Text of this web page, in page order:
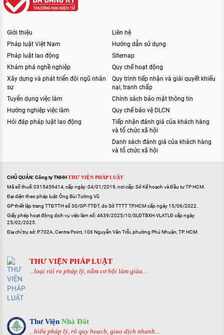
Giới thiệu
Pháp luật Việt Nam
Pháp luật lao động
Khám phá nghề nghiệp
Xây dựng và phát triển đội ngũ nhân
sự
Tuyển dụng việc làm
Hướng nghiệp việc làm
Hỏi đáp pháp luật lao động
Liên hệ
Hướng dẫn sử dụng
Sitemap
Quy chế hoạt động
Quy trình tiếp nhận và giải quyết khiếu
nại, tranh chấp
Chính sách bảo mật thông tin
Quy chế bảo vệ DLCN
Tiếp nhận đánh giá của khách hàng
và tổ chức xã hội
Danh sách đánh giá của khách hàng
và tổ chức xã hội
CHỦ QUẢN: Công ty TNHHTHƯ VIỆN PHÁP LUẬT
Mã số thuế: 0315459414, cấp ngày: 04/01/2019, nơi cấp: Sở Kế hoạch và Đầu tư TP HCM.
Đại diện theo pháp luật: Ông Bùi Tường Vũ
GP thiết lập trang TTĐTTH số 30/GP-TTĐT, do Sở TTTT TP.HCM cấp ngày 15/06/2022.
Giấy phép hoạt động dịch vụ việc làm số: 4639/2025/10/SLĐTBXH-VLATLĐ cấp ngày
25/02/2025.
Địa chỉ trụ sở: P.702A, Centre Point, 106 Nguyễn Văn Trỗi, phường Phú Nhuận, TP. HCM
THƯ VIỆN PHÁP LUẬT
...loại rủi ro pháp lý, nắm cơ hội làm giàu...
Thư Viện Nhà Đất
...hiểu pháp lý, rõ quy hoạch, giao dịch nhanh...